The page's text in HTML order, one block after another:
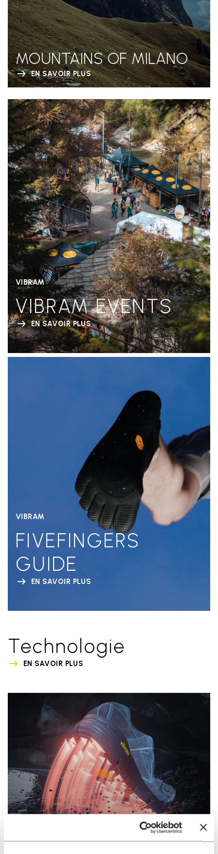
MOUNTAINS OF MILANO
EN SAVOIR PLUS
VIBRAM
VIBRAM EVENTS
EN SAVOIR PLUS
VIBRAM
FIVEFINGERS
GUIDE
EN SAVOIR PLUS
Technologie
EN SAVOIR PLUS